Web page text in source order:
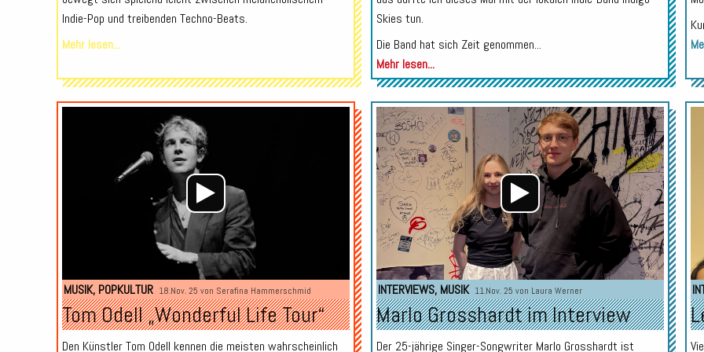
Indie-Pop und treibenden Techno-Beats.
Mehr lesen...
Skies tun.
Die Band hat sich Zeit genommen...
Mehr lesen...
Audio-
Player
MUSIK, POPKULTUR 18.Nov. 25 von Serafina Hammerschmid
Tom Odell „Wonderful Life Tour“
Den Künstler Tom Odell kennen die meisten wahrscheinlich
Audio-
Player
INTERVIEWS, MUSIK 11.Nov. 25 von Laura Werner
Marlo Grosshardt im Interview
Der 25-jährige Singer-Songwriter Marlo Grosshardt ist